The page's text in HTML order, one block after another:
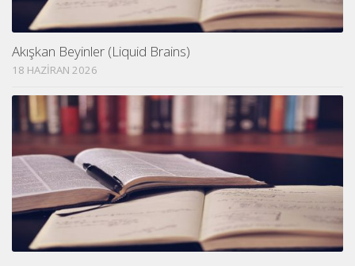
Akışkan Beyinler (Liquid Brains)
18 HAZIRAN 2026